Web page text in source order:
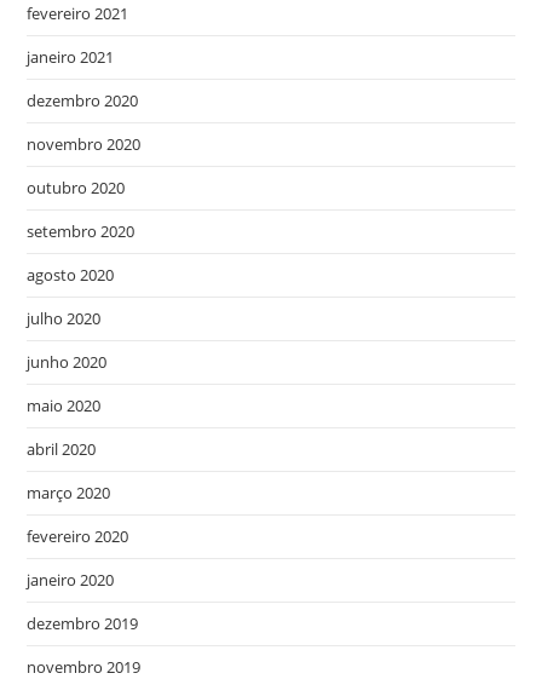
fevereiro 2021
janeiro 2021
dezembro 2020
novembro 2020
outubro 2020
setembro 2020
agosto 2020
julho 2020
junho 2020
maio 2020
abril 2020
março 2020
fevereiro 2020
janeiro 2020
dezembro 2019
novembro 2019